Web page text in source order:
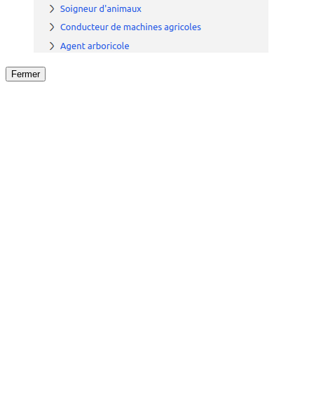
Fermer